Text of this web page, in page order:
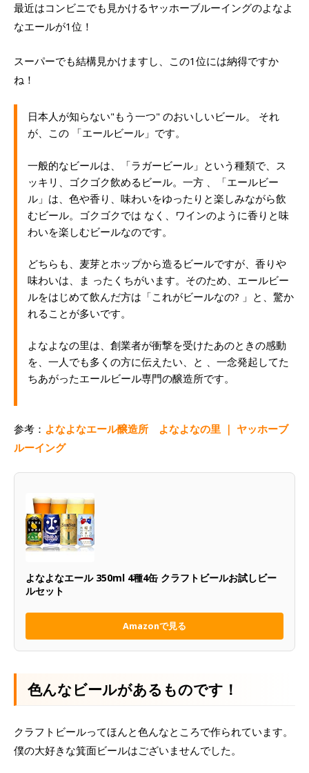
最近はコンビニでも見かけるヤッホーブルーイングのよなよ
なエールが1位！
スーパーでも結構見かけますし、この1位には納得ですか
ね！
日本人が知らない"もう一つ" のおいしいビール。 それ
が、この 「エールビール」です。
一般的なビールは、「ラガービール」という種類で、ス
ッキリ、ゴクゴク飲めるビール。一方 、「エールビー
ル」は、色や香り、味わいをゆったりと楽しみながら飲
むビール。ゴクゴクでは なく、ワインのように香りと味
わいを楽しむビールなのです。
どちらも、麦芽とホップから造るビールですが、香りや
味わいは、ま ったくちがいます。そのため、エールビー
ルをはじめて飲んだ方は「これがビールなの? 」と、驚か
れることが多いです。
よなよなの里は、創業者が衝撃を受けたあのときの感動
を、一人でも多くの方に伝えたい、と 、一念発起してた
ちあがったエールビール専門の醸造所です。
参考： よなよなエール醸造所 よなよなの里 ｜ ヤッホーブ
ルーイング
よなよなエール 350ml 4種4缶 クラフトビールお試しビー
ルセット
Amazonで見る
色んなビールがあるものです！
クラフトビールってほんと色んなところで作られています。
僕の大好きな箕面ビールはございませんでした。